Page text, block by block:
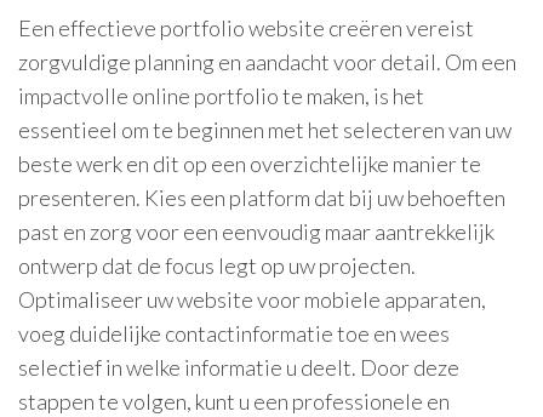
Een effectieve portfolio website creëren vereist
zorgvuldige planning en aandacht voor detail. Om een
impactvolle online portfolio te maken, is het
essentieel om te beginnen met het selecteren van uw
beste werk en dit op een overzichtelijke manier te
presenteren. Kies een platform dat bij uw behoeften
past en zorg voor een eenvoudig maar aantrekkelijk
ontwerp dat de focus legt op uw projecten.
Optimaliseer uw website voor mobiele apparaten,
voeg duidelijke contactinformatie toe en wees
selectief in welke informatie u deelt. Door deze
stappen te volgen, kunt u een professionele en